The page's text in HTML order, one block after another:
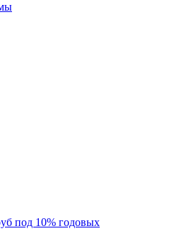
под 10% годовых